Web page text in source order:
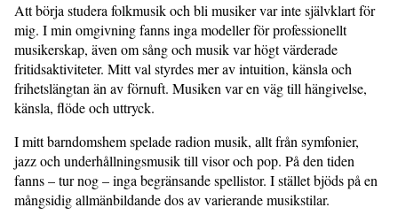
Att börja studera folkmusik och bli musiker var inte självklart för
mig. I min omgivning fanns inga modeller för professionellt
musikerskap, även om sång och musik var högt värderade
fritidsaktiviteter. Mitt val styrdes mer av intuition, känsla och
frihetslängtan än av förnuft. Musiken var en väg till hängivelse,
känsla, flöde och uttryck.
I mitt barndomshem spelade radion musik, allt från symfonier,
jazz och underhållningsmusik till visor och pop. På den tiden
fanns – tur nog – inga begränsande spellistor. I stället bjöds på en
mångsidig allmänbildande dos av varierande musikstilar.